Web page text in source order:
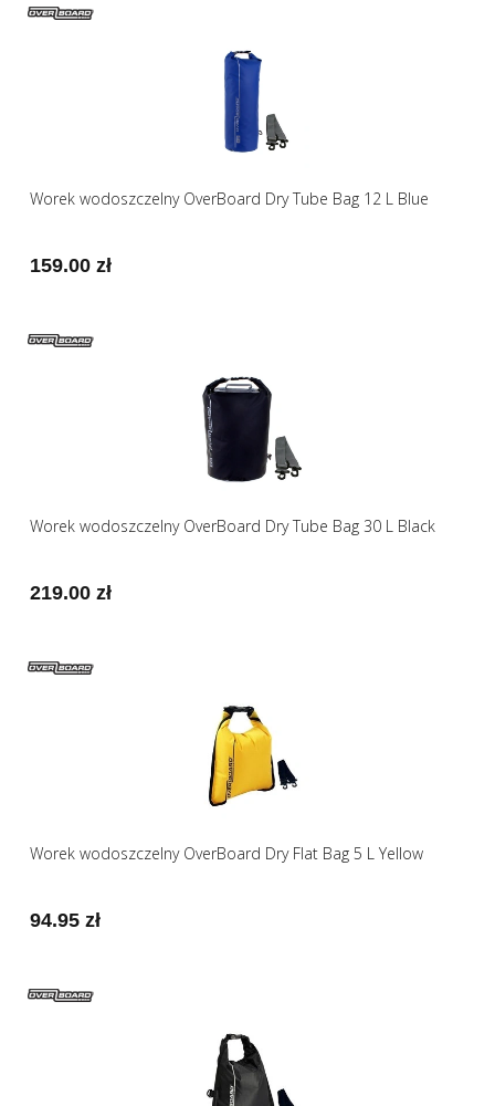
Worek wodoszczelny OverBoard Dry Tube Bag 12 L Blue
159.00 zł
Worek wodoszczelny OverBoard Dry Tube Bag 30 L Black
219.00 zł
Worek wodoszczelny OverBoard Dry Flat Bag 5 L Yellow
94.95 zł